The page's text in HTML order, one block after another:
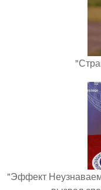
"Эффект